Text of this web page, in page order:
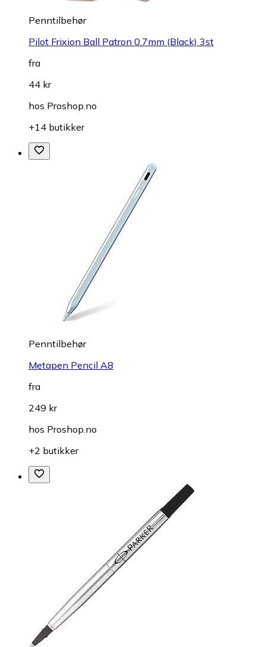
Penntilbehør
Pilot Frixion Ball Patron 0.7mm (Black) 3st
fra
44 kr
hos Proshop.no
+14 butikker
Penntilbehør
Metapen Pencil A8
fra
249 kr
hos Proshop.no
+2 butikker